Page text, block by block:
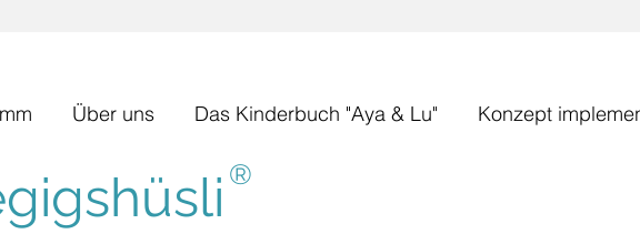
Über uns Das Kinderbuch "Aya & Lu" Konzept
®